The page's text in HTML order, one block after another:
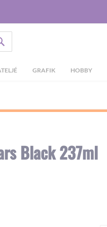
GRAFIK HOBBY
Black 237ml